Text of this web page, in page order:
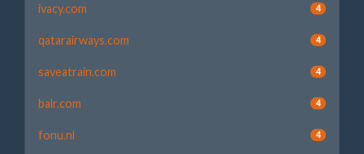
ivacy.com 4
qatarairways.com 4
saveatrain.com 4
balr.com 4
fonu.nl 4